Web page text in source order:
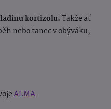
kortizolu.Takže ať
nebo tanec v obýváku,
ALMA